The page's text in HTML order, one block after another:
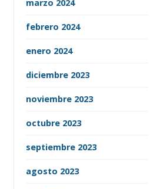
marzo 2024
febrero 2024
enero 2024
diciembre 2023
noviembre 2023
octubre 2023
septiembre 2023
agosto 2023